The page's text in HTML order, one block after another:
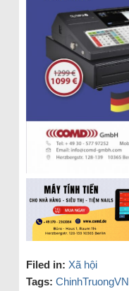
Filed in: Xã hội
Tags: ChinhTruongVN